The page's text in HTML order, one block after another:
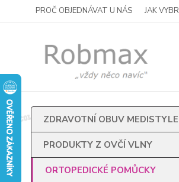
PROČ OBJEDNÁVAT U NÁS JAK
ZDRAVOTNÍ OBUV MEDISTYLE
PRODUKTY Z OVČÍ VLNY
ORTOPEDICKÉ POMŮCKY